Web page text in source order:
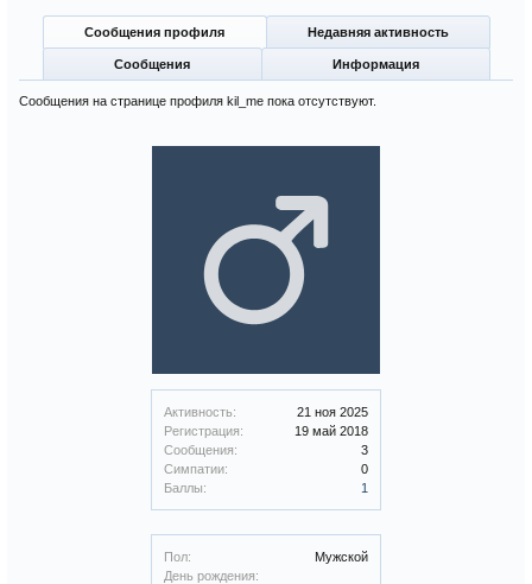
Активность:
21 ноя 2025
Регистрация:
19 май 2018
Сообщения:
3
Симпатии:
0
Баллы:
1
Пол:
Мужской
День рождения:
Сообщения профиля Недавняя активность
Сообщения Информация
Сообщения на странице профиля kil_me пока отсутствуют.